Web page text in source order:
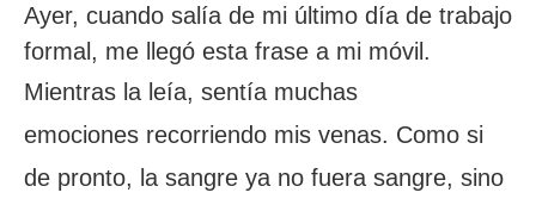
Ayer, cuando salía de mi último día de trabajo
formal, me llegó esta frase a mi móvil.
Mientras la leía, sentía muchas
emociones recorriendo mis venas. Como si
de pronto, la sangre ya no fuera sangre, sino